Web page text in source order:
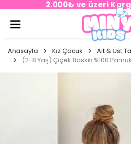
2.000₺ ve üzeri
Anasayfa Kız Çocuk
Alt & Üst
(2-8 Yaş) Çiçek Baskılı %100